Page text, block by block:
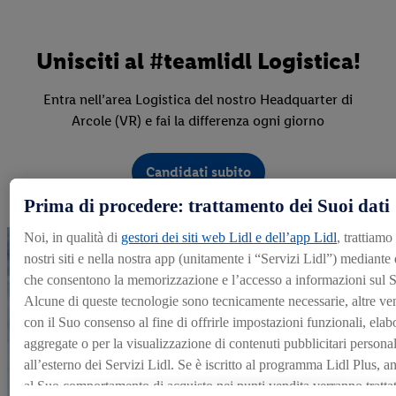
Unisciti al #teamlidl Logistica!
Entra nell’area Logistica del nostro Headquarter di
Arcole (VR) e fai la differenza ogni giorno
Candidati subito
Prima di procedere: trattamento dei Suoi dati
Noi, in qualità di gestori dei siti web Lidl e dell’app Lidl,
nostri siti e nella nostra app (unitamente i “Servizi Lidl”) mediante
che consentono la memorizzazione e l’accesso a informazioni sul
Alcune di queste tecnologie sono tecnicamente necessarie, altre
con il Suo consenso al fine di offrirle impostazioni funzionali,
aggregate o per la visualizzazione di contenuti pubblicitari
all’esterno dei Servizi Lidl. Se è iscritto al programma Lidl Plus,
al Suo comportamento di acquisto nei punti vendita verranno